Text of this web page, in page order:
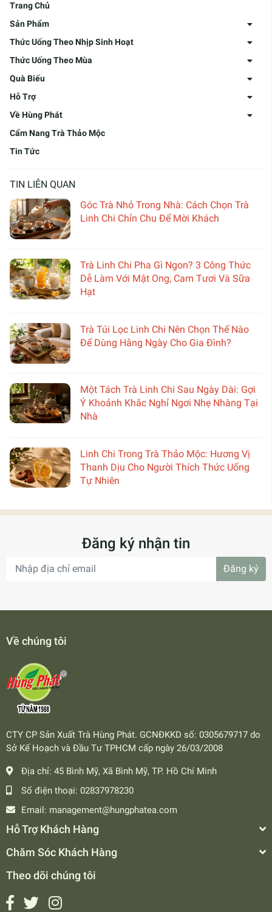
Trang Chủ
Sản Phẩm
Thức Uống Theo Nhịp Sinh Hoạt
Thức Uống Theo Mùa
Quà Biếu
Hỗ Trợ
Về Hùng Phát
Cẩm Nang Trà Thảo Mộc
Tin Tức
TIN LIÊN QUAN
Góc Trà Nhỏ Trong Nhà: Cách Chọn Trà
Linh Chi Chỉn Chu Để Mời Khách
Trà Linh Chi Pha Gì Ngon? 3 Công Thức
Dễ Làm Với Mật Ong, Cam Tươi Và Sữa
Hạt
Trà Túi Lọc Linh Chi Nên Chọn Thế Nào
Để Dùng Hằng Ngày Cho Gia Đình?
Một Tách Trà Linh Chi Sau Ngày Dài: Gợi
Ý Khoảnh Khắc Nghỉ Ngơi Nhẹ Nhàng Tại
Nhà
Linh Chi Trong Trà Thảo Mộc: Hương Vị
Thanh Dịu Cho Người Thích Thức Uống
Tự Nhiên
Đăng ký nhận tin
Đăng ký
Về chúng tôi
CTY CP Sản Xuất Trà Hùng Phát. GCNĐKKD số: 0305679717 do
Sở Kế Hoạch và Đầu Tư TPHCM cấp ngày 26/03/2008
Địa chỉ: 45 Bình Mỹ, Xã Bình Mỹ, TP. Hồ Chí Minh
Số điện thoại: 02837978230
Email: management@hungphatea.com
Hỗ Trợ Khách Hàng
Chăm Sóc Khách Hàng
Theo dõi chúng tôi